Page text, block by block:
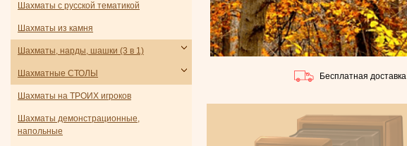
Бесплатная
Шахматы с русской тематикой
Шахматы из камня
Шахматы, нарды, шашки (3 в 1)
Шахматные СТОЛЫ
Шахматы на ТРОИХ игроков
Шахматы демонстрационные,
напольные